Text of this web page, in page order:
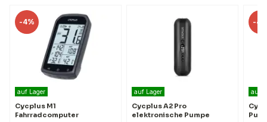
-4%
auf Lager
Cycplus M1
Fahrradcomputer
auf Lager
Cycplus A2 Pro
elektronische Pumpe
-
auf